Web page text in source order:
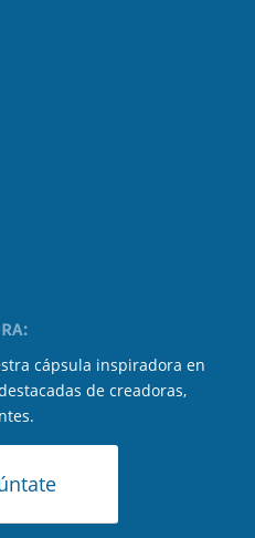
cápsula inspiradora en
de creadoras,